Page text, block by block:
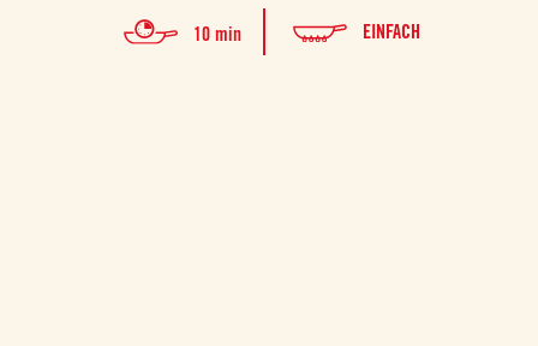
10 min EINFACH